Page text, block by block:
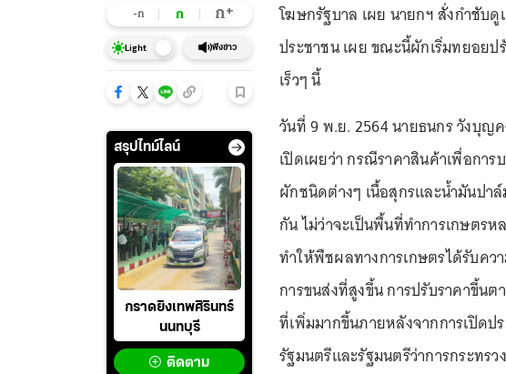
-ก ก ก+
Light ฟังข่าว
สรุปไทม์ไลน์
กราดยิงเทพศิรินทร์
นนทบุรี
ติดตาม
โฆษกรัฐบาล เผย นายกฯ สั่งกำชับ
ประชาชน เผย ขณะนี้ผักเริ่มทยอยป
เร็วๆ นี้
วันที่ 9 พ.ย. 2564 นายธนกร วังบุญ
เปิดเผยว่า กรณีราคาสินค้าเพื่อกา
ผักชนิดต่างๆ เนื้อสุกรและน้ำมันปา
กัน ไม่ว่าจะเป็นพื้นที่ทำการเกษต
ทำให้พืชผลทางการเกษตรได้รับค
การขนส่งที่สูงขึ้น การปรับราคาขึ้น
ที่เพิ่มมากขึ้นภายหลังจากการเปิดป
รัฐมนตรีและรัฐมนตรีว่าการกระทร